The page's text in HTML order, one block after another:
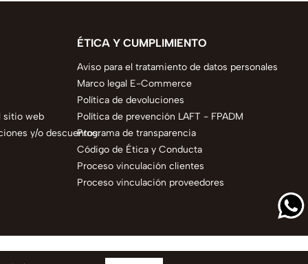
sitio web
y/o descuentos
ÉTICA Y CUMPLIMIENTO
Aviso para el tratamiento de datos personales
Marco legal E-Commerce
Política de devoluciones
Política de prevención LAFT - FPADM
Programa de transparencia
Código de Ética y Conducta
Proceso vinculación clientes
Proceso vinculación proveedores